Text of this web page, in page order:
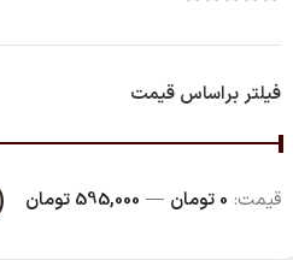
فیلتر براساس قیمت
قیمت: 0 تومان — 595,000 تومان